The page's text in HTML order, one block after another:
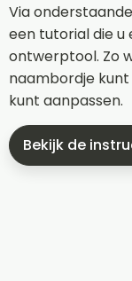
Via
een tutorial die u
ontwerptool. Zo
naambordje
kunt aanpassen.
Bekijk de